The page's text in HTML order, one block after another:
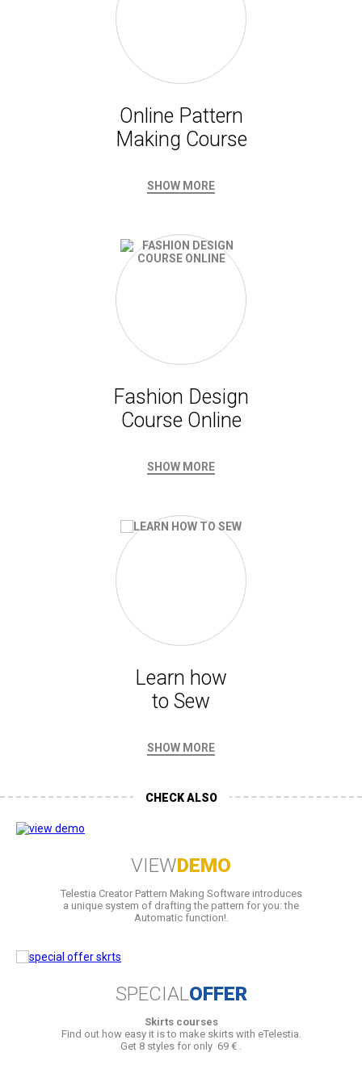
Online Pattern
Making Course
SHOW MORE
Fashion Design
Course Online
SHOW MORE
Learn how
to Sew
SHOW MORE
CHECK ALSO
VIEWDEMO
Telestia Creator Pattern Making Software introduces
a unique system of drafting the pattern for you: the
Automatic function!.
SPECIALOFFER
Skirts courses
Find out how easy it is to make skirts with eTelestia.
Get 8 styles for only 69 € .